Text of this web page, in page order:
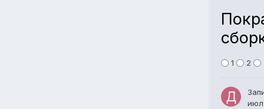
1 2